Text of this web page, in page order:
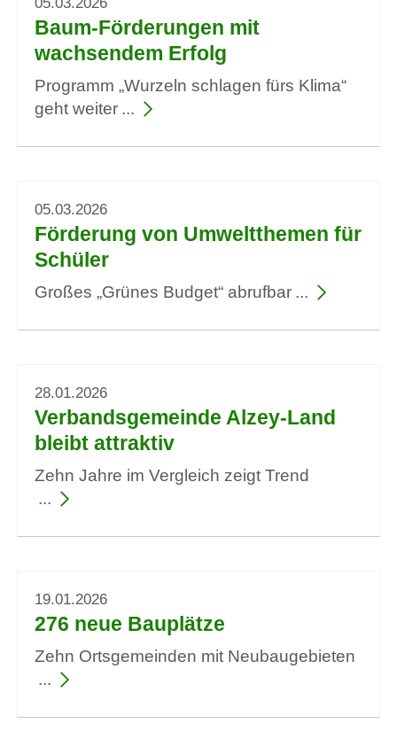
Baum-Förderungen mit
wachsendem Erfolg
Programm „Wurzeln schlagen fürs Klima“
geht weiter
05.03.2026
Förderung von Umweltthemen für
Schüler
Großes „Grünes Budget“ abrufbar
28.01.2026
Verbandsgemeinde Alzey-Land
bleibt attraktiv
Zehn Jahre im Vergleich zeigt Trend
19.01.2026
276 neue Bauplätze
Zehn Ortsgemeinden mit Neubaugebieten